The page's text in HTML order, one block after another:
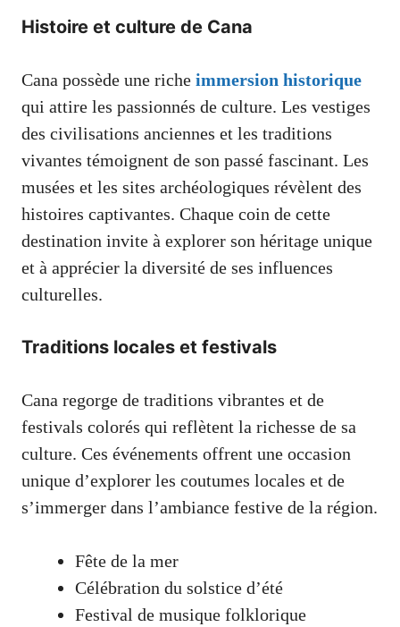
Histoire et culture de Cana
Cana possède une riche immersion historique
qui attire les passionnés de culture. Les vestiges
des civilisations anciennes et les traditions
vivantes témoignent de son passé fascinant. Les
musées et les sites archéologiques révèlent des
histoires captivantes. Chaque coin de cette
destination invite à explorer son héritage unique
et à apprécier la diversité de ses influences
culturelles.
Traditions locales et festivals
Cana regorge de traditions vibrantes et de
festivals colorés qui reflètent la richesse de sa
culture. Ces événements offrent une occasion
unique d’explorer les coutumes locales et de
s’immerger dans l’ambiance festive de la région.
Fête de la mer
Célébration du solstice d’été
Festival de musique folklorique